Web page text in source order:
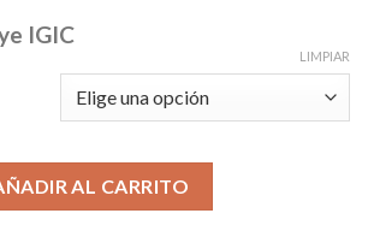
IGIC
LIMPIAR
cantidadAL CARRITO